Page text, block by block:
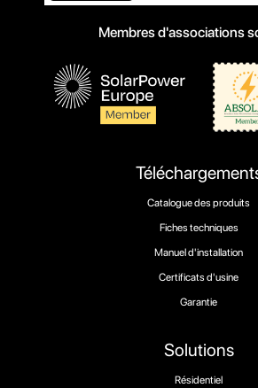
Solutions
Résidentiel
Catalogue des produits
Fiches techniques
Manuel d'installation
Certificats d'usine
Garantie
Membres d'associations